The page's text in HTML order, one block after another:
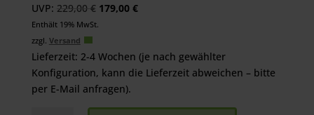
UVP: 229,00 € Ursprünglicher
Preis
229,00 €
179,00 €Aktueller
179,00 €.
Enthält 19% MwSt.
zzgl. Versand
Lieferzeit: 2-4 Wochen (je nach gewählter
Konfiguration, kann die Lieferzeit abweichen – bitte
per E-Mail anfragen).